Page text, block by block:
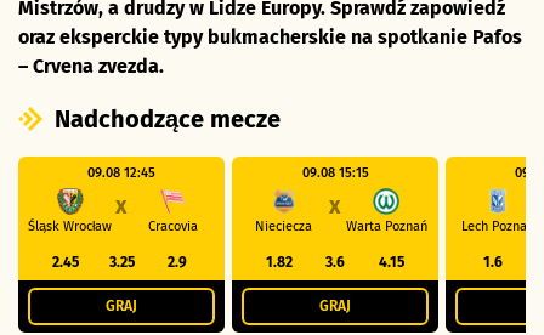
Mistrzów, a drudzy w Lidze Europy. Sprawdź zapowiedź
oraz eksperckie typy bukmacherskie na spotkanie Pafos
– Crvena zvezda.
Nadchodzące mecze
09.08 12:45
Śląsk Wrocław
X
Cracovia
2.45 3.25 2.9
GRAJ
09.08 15:15
Nieciecza
X
Warta Poznań
1.82 3.6 4.15
GRAJ
Lech Poznań
1.6